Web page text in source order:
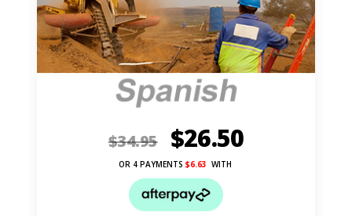
$34.95 $26.50
OR 4 PAYMENTS $6.63 WITH